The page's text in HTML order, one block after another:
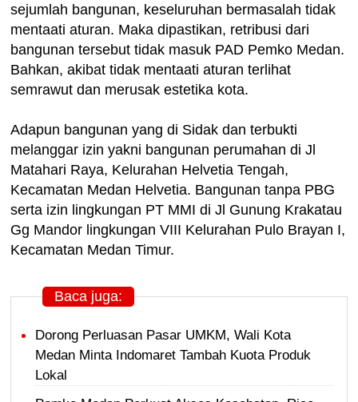
sejumlah bangunan, keseluruhan bermasalah tidak
mentaati aturan. Maka dipastikan, retribusi dari
bangunan tersebut tidak masuk PAD Pemko Medan.
Bahkan, akibat tidak mentaati aturan terlihat
semrawut dan merusak estetika kota.
Adapun bangunan yang di Sidak dan terbukti
melanggar izin yakni bangunan perumahan di Jl
Matahari Raya, Kelurahan Helvetia Tengah,
Kecamatan Medan Helvetia. Bangunan tanpa PBG
serta izin lingkungan PT MMI di Jl Gunung Krakatau
Gg Mandor lingkungan VIII Kelurahan Pulo Brayan I,
Kecamatan Medan Timur.
Baca juga:
Dorong Perluasan Pasar UMKM, Wali Kota
Medan Minta Indomaret Tambah Kuota Produk
Lokal